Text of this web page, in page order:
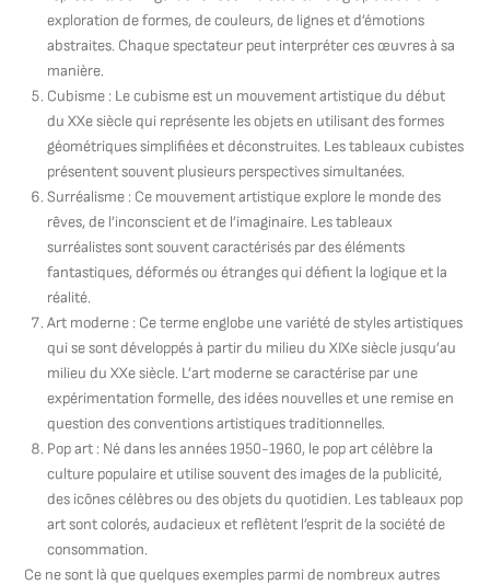
exploration de formes, de couleurs, de lignes et d’émotions
abstraites. Chaque spectateur peut interpréter ces œuvres à sa
manière.
Cubisme : Le cubisme est un mouvement artistique du début
du XXe siècle qui représente les objets en utilisant des formes
géométriques simplifiées et déconstruites. Les tableaux cubistes
présentent souvent plusieurs perspectives simultanées.
Surréalisme : Ce mouvement artistique explore le monde des
rêves, de l’inconscient et de l’imaginaire. Les tableaux
surréalistes sont souvent caractérisés par des éléments
fantastiques, déformés ou étranges qui défient la logique et la
réalité.
Art moderne : Ce terme englobe une variété de styles artistiques
qui se sont développés à partir du milieu du XIXe siècle jusqu’au
milieu du XXe siècle. L’art moderne se caractérise par une
expérimentation formelle, des idées nouvelles et une remise en
question des conventions artistiques traditionnelles.
Pop art : Né dans les années 1950-1960, le pop art célèbre la
culture populaire et utilise souvent des images de la publicité,
des icônes célèbres ou des objets du quotidien. Les tableaux pop
art sont colorés, audacieux et reflètent l’esprit de la société de
consommation.
Ce ne sont là que quelques exemples parmi de nombreux autres